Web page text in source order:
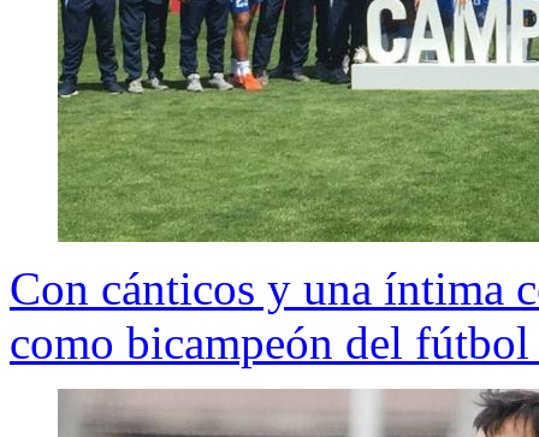
Con cánticos y una íntima
como bicampeón del